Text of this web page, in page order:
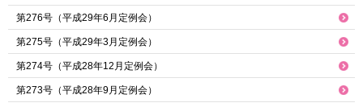
第276号（平成29年6月定例会）
第275号（平成29年3月定例会）
第274号（平成28年12月定例会）
第273号（平成28年9月定例会）